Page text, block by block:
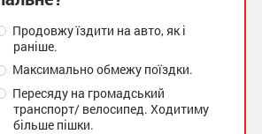
Продовжу їздити на авто, як і
раніше.
Максимально обмежу поїздки.
Пересяду на громадський
транспорт/ велосипед. Ходитиму
більше пішки.